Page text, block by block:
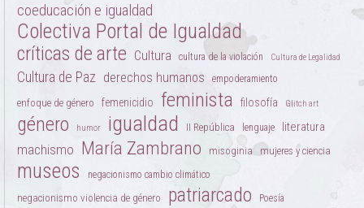
coeducación e igualdad
Colectiva Portal de Igualdad
críticas de arte Cultura cultura de la violación Cultura de Legalidad
Cultura de Paz derechos humanos empoderamiento
enfoque de género femenicidio feminista filosofía Glitch art
género humor igualdad II República lenguaje literatura
machismo María Zambrano misoginia mujeres y ciencia
museos negacionismo cambio climático
negacionismo violencia de género patriarcado Poesía